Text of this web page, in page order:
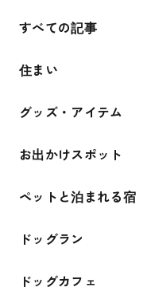
すべての記事
住まい
グッズ・アイテム
お出かけスポット
ペットと泊まれる宿
ドッグラン
ドッグカフェ